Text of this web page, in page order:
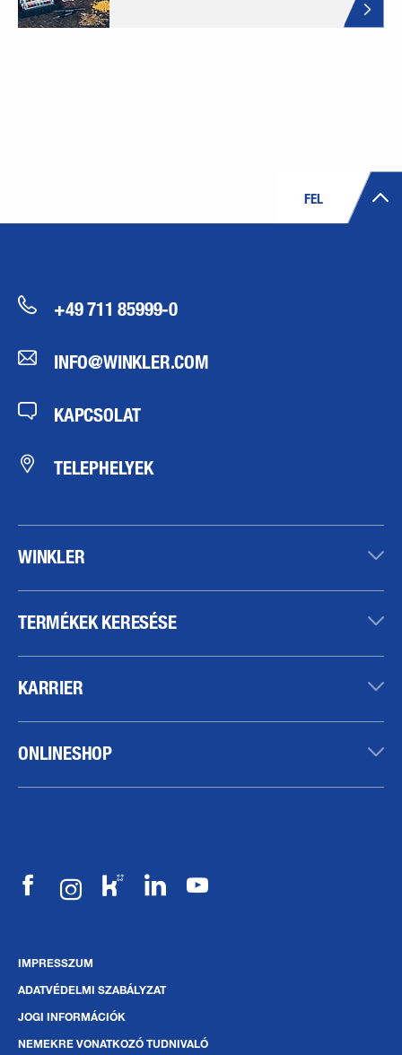
FEL
+49 711 85999-0
INFO@WINKLER.COM
KAPCSOLAT
TELEPHELYEK
WINKLER
TERMÉKEK KERESÉSE
KARRIER
ONLINESHOP
IMPRESSZUM
ADATVÉDELMI SZABÁLYZAT
JOGI INFORMÁCIÓK
NEMEKRE VONATKOZÓ TUDNIVALÓ